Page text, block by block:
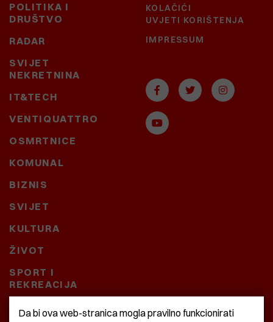
POLITIKA I
DRUŠTVO
RADAR
SVIJET
NEKRETNINA
IT&TECH
VENTIQUATTRO
OSMRTNICE
KOMUNAL
BIZNIS
SVIJET
KULTURA
ŽIVOT
SPORT I
REKREACIJA
CRNA KRONIKA
KOLAČIĆI
UVJETI KORIŠTENJA
IMPRESSUM
Da bi ova web-stranica mogla pravilno funkcionirati